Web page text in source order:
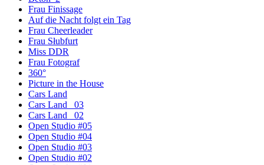
Frau Finissage
Auf die Nacht folgt ein Tag
Frau Cheerleader
Frau Słubfurt
Miss DDR
Frau Fotograf
360°
Picture in the House
Cars Land
Cars Land _03
Cars Land _02
Open Studio #05
Open Studio #04
Open Studio #03
Open Studio #02